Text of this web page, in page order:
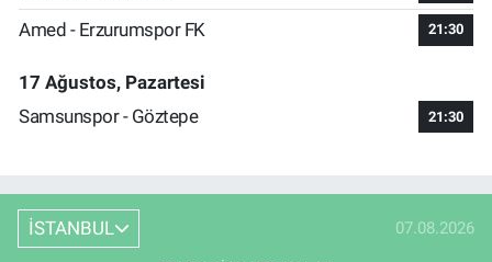
Amed - Erzurumspor FK 21:30
17 Ağustos, Pazartesi
Samsunspor - Göztepe
21:30
İSTANBUL 07.08.2026